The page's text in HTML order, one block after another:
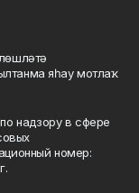
яһау мотлаҡ.
надзору в сфере
номер: